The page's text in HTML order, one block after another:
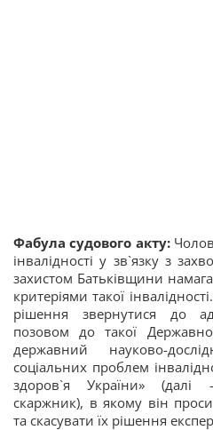
Фабула судового акту:
інвалідності у зв`язку з
захистом Батьківщини
критеріями такої
рішення звернутися до
позовом до такої
державний науково-
соціальних проблем
здоров`я України» (далі
скаржник), в якому він
та скасувати їх рішення